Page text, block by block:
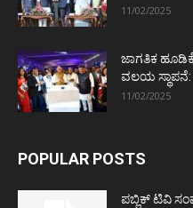
11/02/2025
ಜಾಗತಿಕ
ವಲಯ
11/02/2025
POPULAR POSTS
ಪಬ್ಲಿಕ್ ಟಿವಿ